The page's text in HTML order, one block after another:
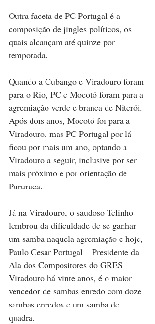
Outra faceta de PC Portugal é a
composição de jingles políticos, os
quais alcançam até quinze por
temporada.
Quando a Cubango e Viradouro foram
para o Rio, PC e Mocotó foram para a
agremiação verde e branca de Niterói.
Após dois anos, Mocotó foi para a
Viradouro, mas PC Portugal por lá
ficou por mais um ano, optando a
Viradouro a seguir, inclusive por ser
mais próximo e por orientação de
Pururuca.
Já na Viradouro, o saudoso Telinho
lembrou da dificuldade de se ganhar
um samba naquela agremiação e hoje,
Paulo Cesar Portugal – Presidente da
Ala dos Compositores do GRES
Viradouro há vinte anos, é o maior
vencedor de sambas enredo com doze
sambas enredos e um samba de
quadra.